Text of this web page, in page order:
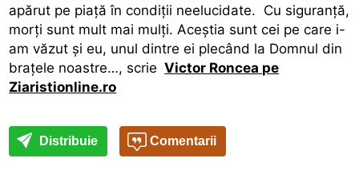
apărut pe piaţă în condiţii neelucidate. Cu siguranţă,
morţi sunt mult mai mulţi. Aceştia sunt cei pe care i-
am văzut şi eu, unul dintre ei plecând la Domnul din
braţele noastre…, scrie Victor Roncea pe
Ziaristionline.ro
Distribuie Comentarii